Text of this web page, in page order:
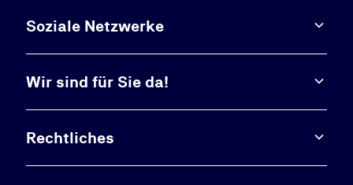
Soziale Netzwerke
Wir sind für Sie da!
Rechtliches